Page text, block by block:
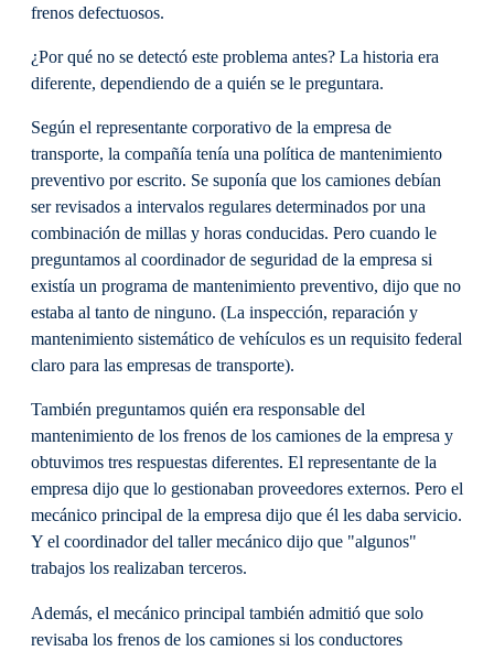
frenos defectuosos.
¿Por qué no se detectó este problema antes? La historia era
diferente, dependiendo de a quién se le preguntara.
Según el representante corporativo de la empresa de
transporte, la compañía tenía una política de mantenimiento
preventivo por escrito. Se suponía que los camiones debían
ser revisados a intervalos regulares determinados por una
combinación de millas y horas conducidas. Pero cuando le
preguntamos al coordinador de seguridad de la empresa si
existía un programa de mantenimiento preventivo, dijo que no
estaba al tanto de ninguno. (La inspección, reparación y
mantenimiento sistemático de vehículos es un requisito federal
claro para las empresas de transporte).
También preguntamos quién era responsable del
mantenimiento de los frenos de los camiones de la empresa y
obtuvimos tres respuestas diferentes. El representante de la
empresa dijo que lo gestionaban proveedores externos. Pero el
mecánico principal de la empresa dijo que él les daba servicio.
Y el coordinador del taller mecánico dijo que "algunos"
trabajos los realizaban terceros.
Además, el mecánico principal también admitió que solo
revisaba los frenos de los camiones si los conductores